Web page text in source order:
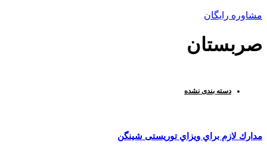
مشاوره رایگان
صربستان
دسته‌ بندی نشده
مدارك لازم براي ويزاي توریستی شینگن